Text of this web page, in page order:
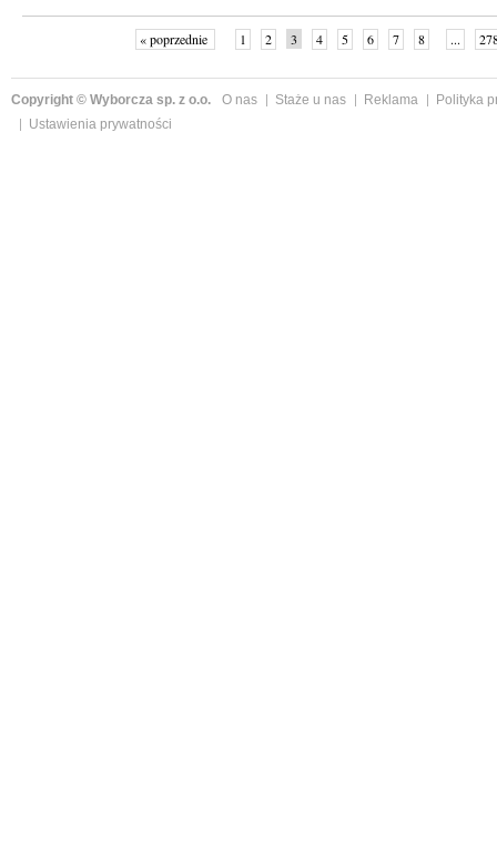
« poprzednie 1 2 3 4 5 6 7 8 ...
Copyright © Wyborcza sp. z o.o. O nas Staże u nas Reklama
Polityka
Ustawienia prywatności